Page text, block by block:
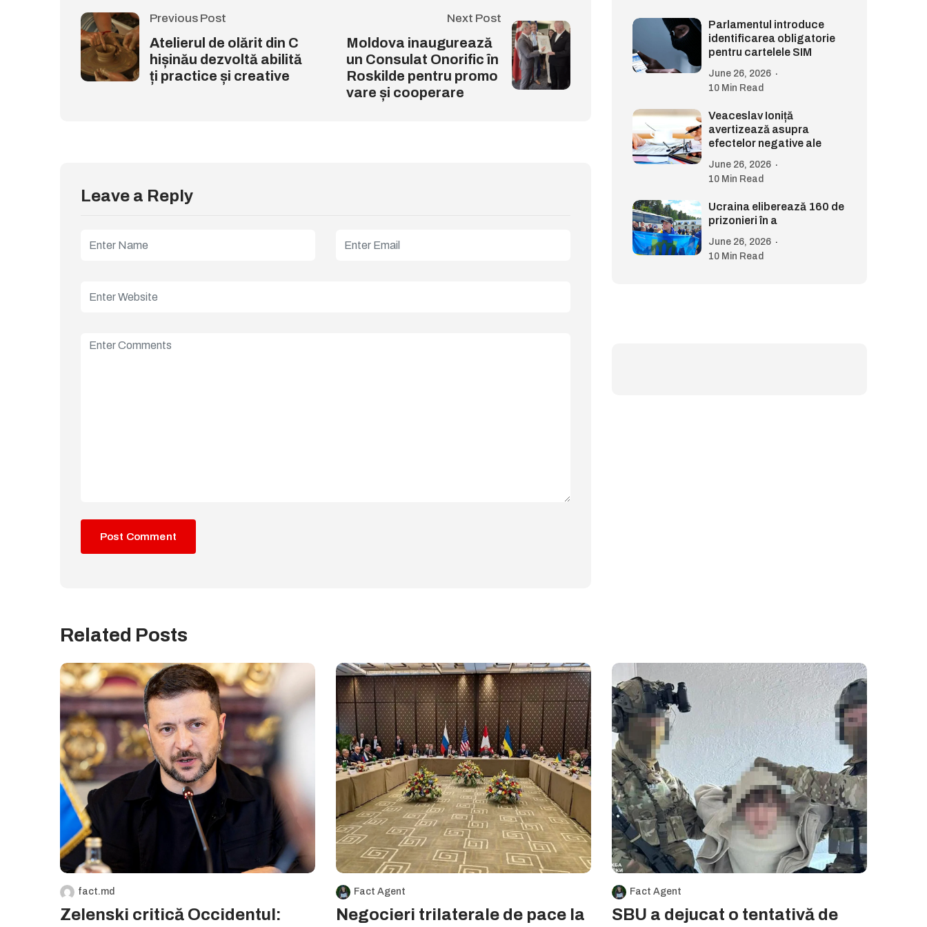
Previous Post
Atelierul de olărit din C
hișinău dezvoltă abilită
ți practice și creative
Next Post
Moldova inaugurează
un Consulat Onorific în
Roskilde pentru promo
vare și cooperare
Leave a Reply
Parlamentul introduce
identificarea obligatorie
pentru cartelele SIM
June 26, 2026
10 Min Read
Veaceslav Ioniță
avertizează asupra
efectelor negative ale
June 26, 2026
10 Min Read
Ucraina eliberează 160 de
prizonieri în a
June 26, 2026
10 Min Read
Related Posts
fact.md
Zelenski critică Occidentul:
Fact Agent
Negocieri trilaterale de pace la
Fact Agent
SBU a dejucat o tentativă de